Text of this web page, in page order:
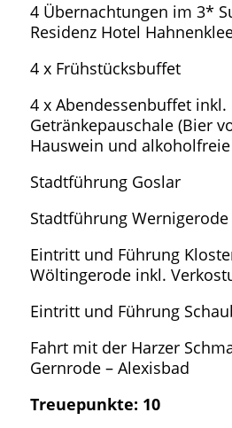
4 Übernachtungen im 3*
Residenz Hotel
4 x Frühstücksbuffet
4 x Abendessenbuffet inkl.
Getränkepauschale (Bier
Hauswein und
Stadtführung Goslar
Stadtführung Wernigerode
Eintritt und Führung
Wöltingerode inkl.
Eintritt und Führung
Fahrt mit der Harzer
Gernrode – Alexisbad
Treuepunkte: 10